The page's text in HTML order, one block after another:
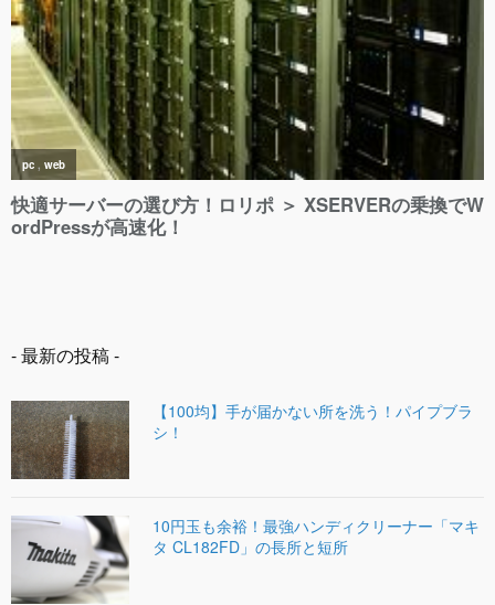
- 最新の投稿 -
【100均】手が届かない所を洗う！パイプブラ
シ！
10円玉も余裕！最強ハンディクリーナー「マキ
タ CL182FD」の長所と短所